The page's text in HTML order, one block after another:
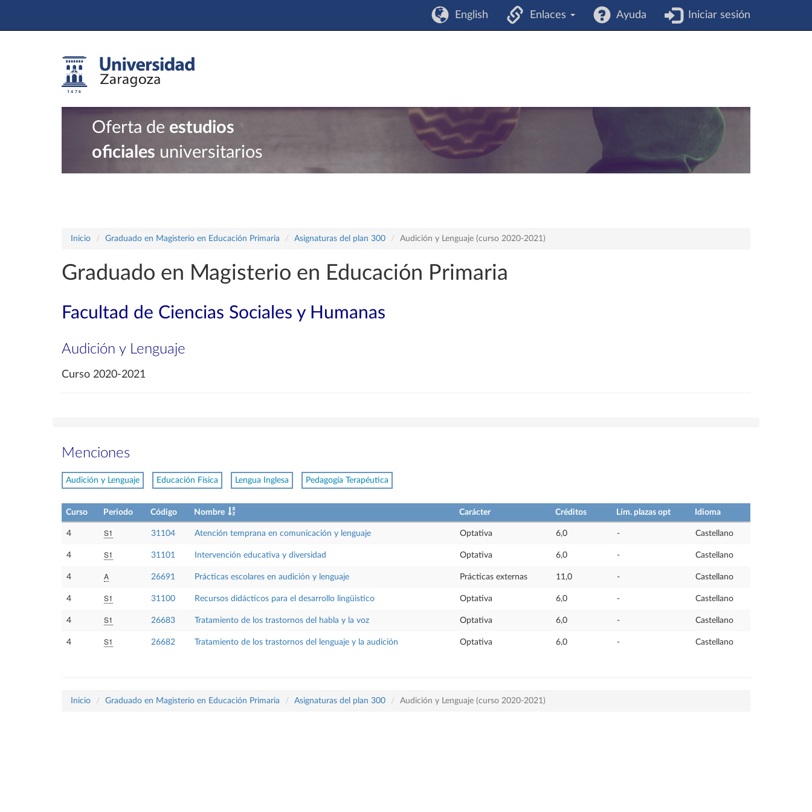
English Enlaces Ayuda Iniciar sesión
Oferta de estudios
oficiales universitarios
Inicio Graduado en Magisterio en Educación Primaria Asignaturas del plan 300 Audición y Lenguaje (curso 2020-2021)
Graduado en Magisterio en Educación Primaria
Facultad de Ciencias Sociales y Humanas
Audición y Lenguaje
Curso 2020-2021
Menciones
Audición y Lenguaje Educación Física Lengua Inglesa Pedagogía Terapéutica
Curso Periodo Código Nombre Carácter Créditos Lím. plazas opt Idioma
4 S1 31104 Atención temprana en comunicación y lenguaje Optativa 6,0 - Castellano
4 S1 31101 Intervención educativa y diversidad Optativa 6,0 - Castellano
4 A 26691 Prácticas escolares en audición y lenguaje Prácticas externas 11,0 - Castellano
4 S1 31100 Recursos didácticos para el desarrollo lingüistico Optativa 6,0 - Castellano
4 S1 26683 Tratamiento de los trastornos del habla y la voz Optativa 6,0 - Castellano
4 S1 26682 Tratamiento de los trastornos del lenguaje y la audición Optativa 6,0 - Castellano
Inicio Graduado en Magisterio en Educación Primaria Asignaturas del plan 300 Audición y Lenguaje (curso 2020-2021)